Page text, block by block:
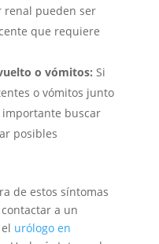
renal pueden ser
que requiere
o vómitos: Si
o vómitos junto
buscar
posibles
de estos síntomas
a un
urólogo en